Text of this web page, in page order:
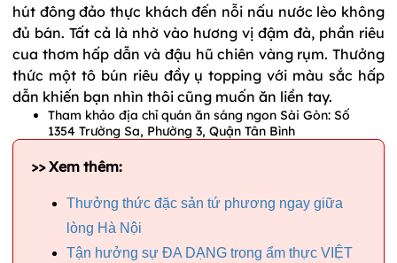
hút đông đảo thực khách đến nỗi nấu nước lèo không
đủ bán. Tất cả là nhờ vào hương vị đậm đà, phần riêu
cua thơm hấp dẫn và đậu hũ chiên vàng rụm. Thưởng
thức một tô bún riêu đầy ụ topping với màu sắc hấp
dẫn khiến bạn nhìn thôi cũng muốn ăn liền tay.
Tham khảo địa chỉ quán ăn sáng ngon Sài Gòn: Số
1354 Trường Sa, Phường 3, Quận Tân Bình
>> Xem thêm:
Thưởng thức đặc sản tứ phương ngay giữa
lòng Hà Nội
Tận hưởng sự ĐA DẠNG trong ẩm thực VIỆT